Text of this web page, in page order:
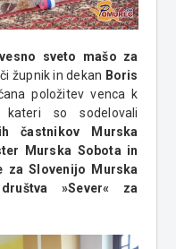
sveto mašo za
župnik in dekan Boris
položitev venca k
so sodelovali
častnikov Murska
Murska Sobota in
za Slovenijo Murska
»Sever« za